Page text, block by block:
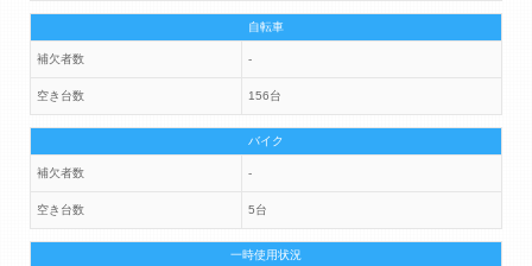
自転車
補欠者数 -
空き台数 156台
バイク
補欠者数 -
空き台数 5台
一時使用状況